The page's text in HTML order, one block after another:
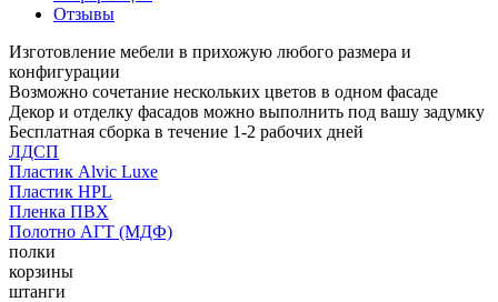
Отзывы
Изготовление мебели в прихожую любого размера и
конфигурации
Возможно сочетание нескольких цветов в одном фасаде
Декор и отделку фасадов можно выполнить под вашу задумку
Бесплатная сборка в течение 1-2 рабочих дней
ЛДСП
Пластик Alvic Luxe
Пластик HPL
Пленка ПВХ
Полотно АГТ (МДФ)
полки
корзины
штанги